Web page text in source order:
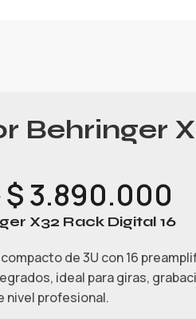
Behringer
$3.890.000
X32 Rack Digital 16
de 3U con 16
ideal para giras,
nivel profesional.